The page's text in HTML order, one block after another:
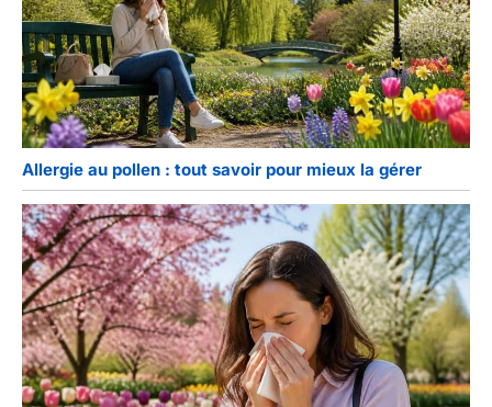
Allergie au pollen : tout savoir pour mieux la gérer